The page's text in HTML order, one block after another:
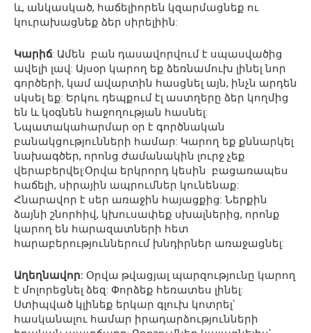
և, անկասկած, հաճելիորեն կզարմացնեք ու
կուրախացնեք ձեր սիրելիին:
Կարիճ: Ամեն բան դասավորվում է սպասվածից
ավելի լավ: Այսօր կարող եք ձեռնամուխ լինել նոր
գործերի, կամ ավարտին հասցնել այն, ինչն արդեն
սկսել եք: Երկու դեպքում էլ աստղերը ձեր կողմից
են և կօգնեն հաջողության հասնել:
Նպատակահարմար օր է գործնական
բանակցությունների համար: Կարող եք քննարկել
նախագծեր, որոնց ժամանակին լուրջ չեք
վերաբերվել:Օրվա երկրորդ կեսին բացառապես
հաճելի, սիրային ապրումներ կունենաք:
Հնարավոր է սեր առաջին հայացքից: Ներքին
ձայնի շնորհիվ, կխուսափեք սխալներից, որոնք
կարող են հարազատների հետ
հարաբերություններում խնդիրներ առաջացնել:
Աղեղնավոր: Օրվա թվացյալ պարզությունը կարող
է մոլորեցնել ձեզ: Փորձեք հեռատես լինել:
Ստիպված կլինեք երկար գլուխ կոտրել՝
հասկանալու համար իրադարձությունների